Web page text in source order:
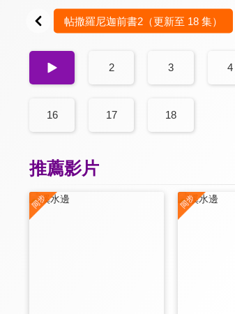
帖撒羅尼迦前書2 （更新至 18 集）
1 2 3 4
16 17 18
推薦影片